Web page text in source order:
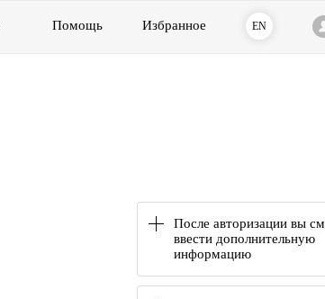
Помощь Избранное EN
После авторизации вы
ввести дополнительную
информацию